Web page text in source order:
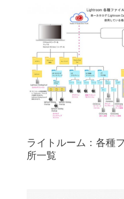
ライトルーム：各種
所一覧